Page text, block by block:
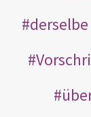
derselbe